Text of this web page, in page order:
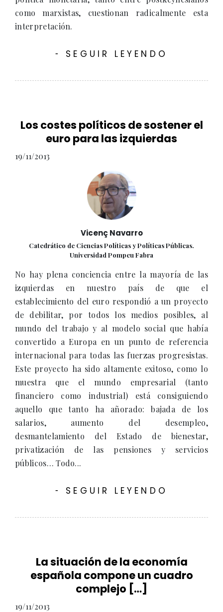
como marxistas, cuestionan radicalmente esta
interpretación.
- SEGUIR LEYENDO
Los costes políticos de sostener el
euro para las izquierdas
19/11/2013
Vicenç Navarro
Catedrático de Ciencias Políticas y Políticas Públicas.
Universidad Pompeu Fabra
No hay plena conciencia entre la mayoría de las
izquierdas en nuestro país de que el
establecimiento del euro respondió a un proyecto
de debilitar, por todos los medios posibles, al
mundo del trabajo y al modelo social que había
convertido a Europa en un punto de referencia
internacional para todas las fuerzas progresistas.
Este proyecto ha sido altamente exitoso, como lo
muestra que el mundo empresarial (tanto
financiero como industrial) está consiguiendo
aquello que tanto ha añorado: bajada de los
salarios, aumento del desempleo,
desmantelamiento del Estado de bienestar,
privatización de las pensiones y servicios
públicos… Todo...
- SEGUIR LEYENDO
La situación de la economía
española compone un cuadro
complejo […]
19/11/2013